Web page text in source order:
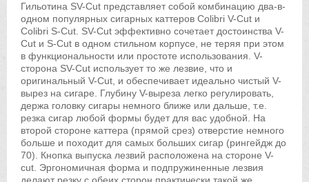
Гильотина SV-Cut представляет собой комбинацию два-в-
одном популярных сигарных каттеров Colibri V-Cut и
Colibri S-Cut. SV-Cut эффективно сочетает достоинства V-
Cut и S-Cut в одном стильном корпусе, не теряя при этом
в функциональности или простоте использования. V-
сторона SV-Cut использует то же лезвие, что и
оригинальный V-Cut, и обеспечивает идеально чистый V-
вырез на сигаре. Глубину V-выреза легко регулировать,
держа головку сигары немного ближе или дальше, т.е.
резка сигар любой формы будет для вас удобной. На
второй стороне каттера (прямой срез) отверстие немного
больше и походит для самых больших сигар (рингейдж до
70). Кнопка выпуска лезвий расположена на стороне V-
сut. Эргономичная форма и подпружиненные лезвия